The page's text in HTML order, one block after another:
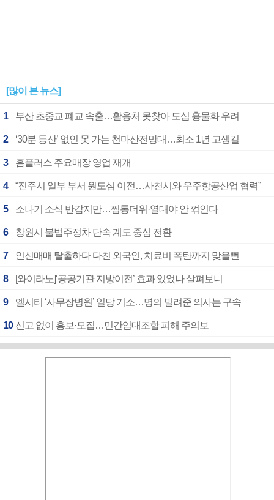
[많이 본 뉴스]
1 부산 초중교 폐교 속출…활용처 못찾아 도심 흉물화 우려
2 ‘30분 등산’ 없인 못 가는 천마산전망대…최소 1년 고생길
3 홈플러스 주요매장 영업 재개
4 “진주시 일부 부서 원도심 이전…사천시와 우주항공산업 협력”
5 소나기 소식 반갑지만…찜통더위·열대야 안 꺾인다
6 창원시 불법주정차 단속 계도 중심 전환
7 인신매매 탈출하다 다친 외국인, 치료비 폭탄까지 맞을뻔
8 [와이라노]‘공공기관 지방이전’ 효과 있었나 살펴보니
9 엘시티 ‘사무장병원’ 일당 기소…명의 빌려준 의사는 구속
10 신고 없이 홍보·모집…민간임대조합 피해 주의보